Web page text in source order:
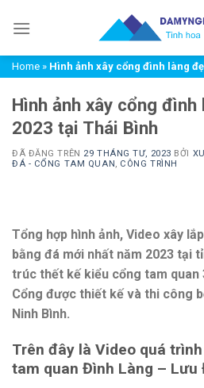
đến
dungHome » Hình ảnh xây cổng đình làng
Hình ảnh xây cổng
2023 tại Thái Bình
ĐÃ ĐĂNG TRÊN 29 THÁNG TƯ, 2023 BỞI
ĐÁ - CỔNG TAM QUAN , CÔNG TRÌNH
Tổng hợp hình ảnh, Video xây
bằng đá mới nhất năm 2023 tại
trúc thết kế kiểu cổng tam quan
Cổng được thiết kế và thi công
Ninh Bình.
Trên đây là Video quá
tam quan Đình Làng – Lưu